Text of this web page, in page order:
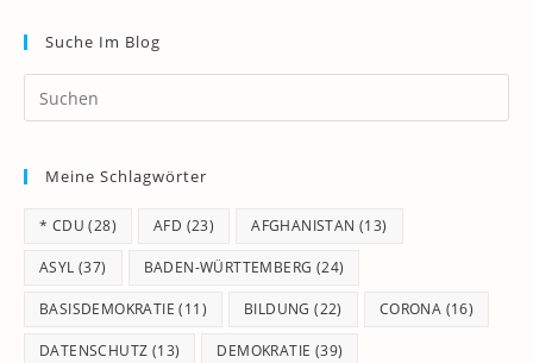
Suche Im Blog
Meine Schlagwörter
* CDU (28) AFD (23) AFGHANISTAN (13)
ASYL (37) BADEN-WÜRTTEMBERG (24)
BASISDEMOKRATIE (11) BILDUNG (22) CORONA (16)
DATENSCHUTZ (13) DEMOKRATIE (39)